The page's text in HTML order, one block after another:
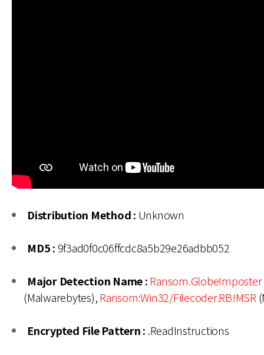
Distribution Method : Unknown
MD5 : 9f3ad0f0c06ffcdc8a5b29e26adbb052
Major Detection Name :Ransom.GlobeImposter
(Malwarebytes),Ransom:Win32/Filecoder.RB!MSR
Encrypted File Pattern : .ReadInstructions